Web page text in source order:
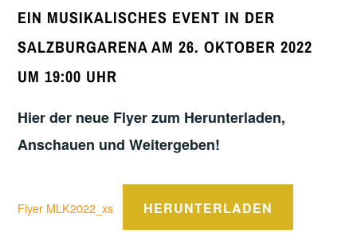
EIN MUSIKALISCHES EVENT IN DER
SALZBURGARENA AM 26. OKTOBER 2022
UM 19:00 UHR
Hier der neue Flyer zum Herunterladen,
Anschauen und Weitergeben!
Flyer MLK2022_xs HERUNTERLADEN